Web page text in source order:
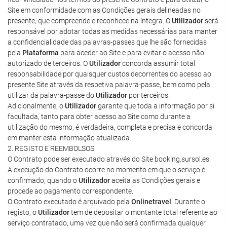
Site em conformidade com as Condições gerais delineadas no
presente, que compreende e reconhece na íntegra. OUtilizadorserá
responsável por adotar todas as medidas necessárias para manter
a confidencialidade das palavras-passes que lhe são fornecidas
pela Plataforma para aceder ao Site e para evitar o acesso não
autorizado de terceiros. OUtilizadorconcorda assumir total
responsabilidade por quaisquer custos decorrentes do acesso ao
presente Site através da respetiva palavra-passe, bem como pela
utilizar da palavra-passe doUtilizador por terceiros.
Adicionalmente, oUtilizadorgarante que toda a informação por si
facultada, tanto para obter acesso ao Site como durante a
utilização do mesmo, é verdadeira, completa e precisa e concorda
em manter esta informação atualizada.
2. REGISTO E REEMBOLSOS
O Contrato pode ser executado através do Site booking.sursol.es.
A execução do Contrato ocorre no momento em que o serviço é
confirmado, quando oUtilizadoraceita as Condições gerais e
procede ao pagamento correspondente.
O Contrato executado é arquivado pela Onlinetravel
. Durante o
registo, oUtilizadortem de depositar o montante total referente ao
serviço contratado, uma vez que não será confirmada qualquer